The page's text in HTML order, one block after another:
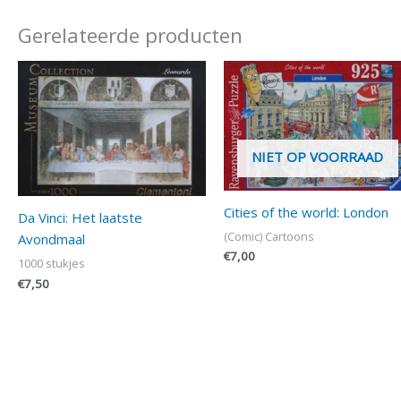
Gerelateerde producten
Da Vinci: Het laatste
Avondmaal
1000 stukjes
€7,50
NIET OP VOORRAAD
Cities of the world: London
(Comic) Cartoons
€7,00